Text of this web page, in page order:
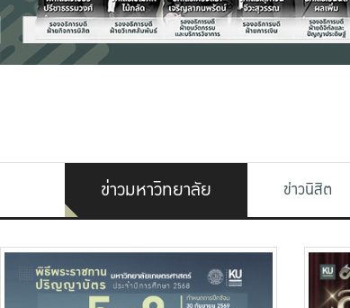
ข่าวมหาวิทยาลัย ข่าวนิสิต